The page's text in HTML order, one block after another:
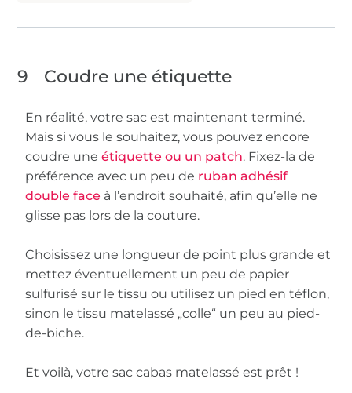
9 Coudre une étiquette
En réalité, votre sac est maintenant terminé.
Mais si vous le souhaitez, vous pouvez encore
coudre uneétiquette ou un patch. Fixez-la de
préférence avec un peu de ruban adhésif
double face à l’endroit souhaité, afin qu’elle ne
glisse pas lors de la couture.
Choisissez une longueur de point plus grande et
mettez éventuellement un peu de papier
sulfurisé sur le tissu ou utilisez un pied en téflon,
sinon le tissu matelassé „colle“ un peu au pied-
de-biche.
Et voilà, votre sac cabas matelassé est prêt !